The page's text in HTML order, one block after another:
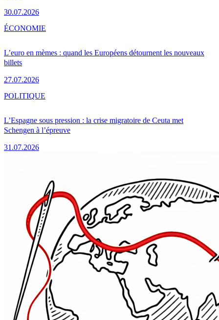
30.07.2026
L’euro en mèmes : quand les Européens détournent les nouveaux
billets
27.07.2026
ÉCONOMIE
L’Espagne sous pression : la crise migratoire de Ceuta met
Schengen à l’épreuve
31.07.2026
POLITIQUE